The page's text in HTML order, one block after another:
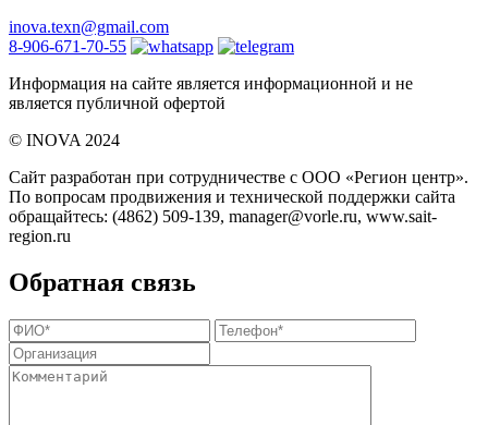
inova.texn@gmail.com
8-906-671-70-55
Информация на сайте является информационной и не
является публичной офертой
©️ INOVA 2024
Сайт разработан при сотрудничестве с ООО «Регион центр».
По вопросам продвижения и технической поддержки сайта
обращайтесь: (4862) 509-139, manager@vorle.ru, www.sait-
region.ru
Обратная связь